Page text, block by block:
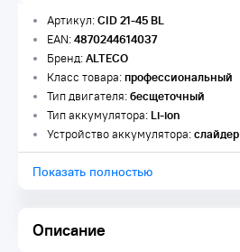
Описание
Артикул:CID 21-45 BL
EAN:4870244614037
Бренд:ALTECO
Класс товара:профессиональный
Тип двигателя:бесщеточный
Тип аккумулятора:Li-ion
Устройство аккумулятора:слайдер
Показать полностью